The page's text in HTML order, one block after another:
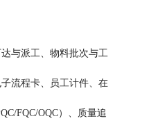
与派工、物料批次与工
流程卡、员工计件、在
FQC/OQC）、质量追